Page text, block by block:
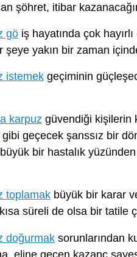
şöhret, itibar
gö iş hayatında çok
şeye yakın bir zaman
istemek geçiminin
karpuz güvendiği kişilerin
geçecek şanssız bir
bir hastalık
toplamak büyük bir karar
süreli de olsa bir tatile
doğurmak sorunlarından
eline geçen kazanç